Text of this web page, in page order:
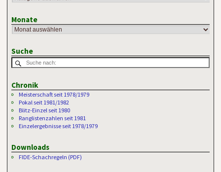
Monate
Suche
Chronik
Meisterschaft seit 1978/1979
Pokal seit 1981/1982
Blitz-Einzel seit 1980
Ranglistenzahlen seit 1981
Einzelergebnisse seit 1978/1979
Downloads
FIDE-Schachregeln (PDF)